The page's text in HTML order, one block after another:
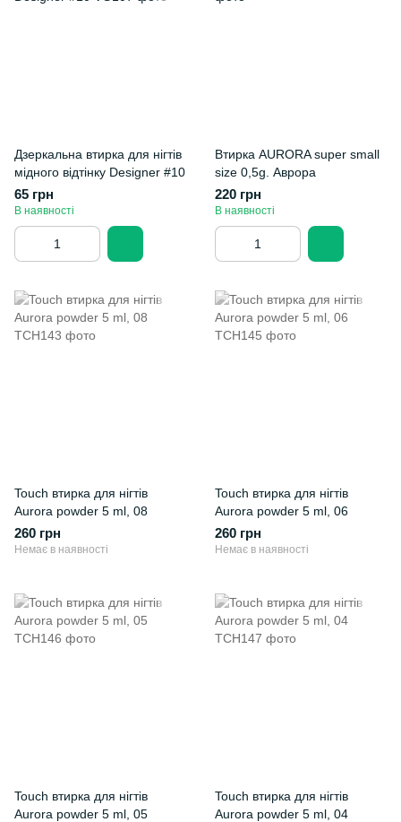
Дзеркальна втирка для нігтів
мідного відтінку Designer #10
65 грн
В наявності
Втирка AURORA super small
size 0,5g. Аврора
220 грн
В наявності
Touch втирка для нігтів
Aurora powder 5 ml, 08
260 грн
Немає в наявності
Touch втирка для нігтів
Aurora powder 5 ml, 06
260 грн
Немає в наявності
Touch втирка для нігтів
Aurora powder 5 ml, 05
Touch втирка для нігтів
Aurora powder 5 ml, 04